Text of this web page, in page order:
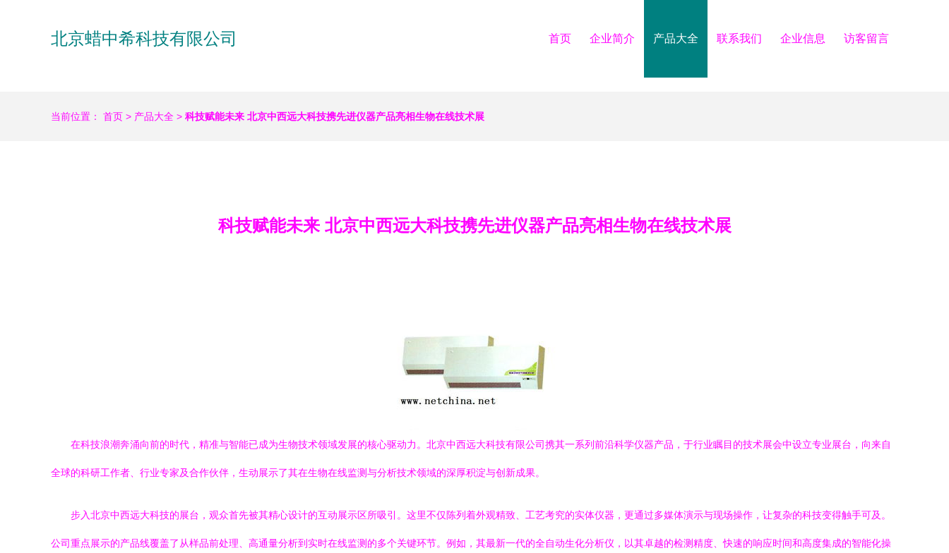
北京蜡中希科技有限公司 首页 企业简介 产品大全 联系我们 企业信息 访客留言
当前位置： 首页 > 产品大全 > 科技赋能未来 北京中西远大科技携先进仪器产品亮相生物在线技术展
科技赋能未来 北京中西远大科技携先进仪器产品亮相生物在线技术展
在科技浪潮奔涌向前的时代，精准与智能已成为生物技术领域发展的核心驱动力。北京中西远大科技有限公司携其一系列前沿科学仪器产品，于行业瞩目的技术展会中设立专业展台，向来自
全球的科研工作者、行业专家及合作伙伴，生动展示了其在生物在线监测与分析技术领域的深厚积淀与创新成果。
步入北京中西远大科技的展台，观众首先被其精心设计的互动展示区所吸引。这里不仅陈列着外观精致、工艺考究的实体仪器，更通过多媒体演示与现场操作，让复杂的科技变得触手可及。
公司重点展示的产品线覆盖了从样品前处理、高通量分析到实时在线监测的多个关键环节。例如，其最新一代的全自动生化分析仪，以其卓越的检测精度、快速的响应时间和高度集成的智能化操